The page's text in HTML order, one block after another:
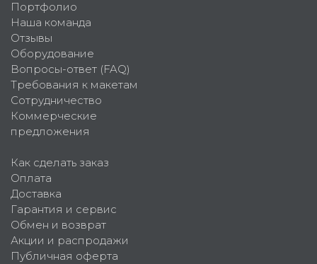
Портфолио
Наша команда
Отзывы
Оборудование
Вопросы-ответ (FAQ)
Требования к макетам
Сотрудничество
Коммерческие
предложения
Как сделать заказ
Оплата
Доставка
Гарантия и сервис
Обмен и возврат
Акции и распродажи
Публичная оферта